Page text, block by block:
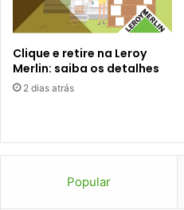
Clique e retire na Leroy
Merlin: saiba os detalhes
2 dias atrás
Popular